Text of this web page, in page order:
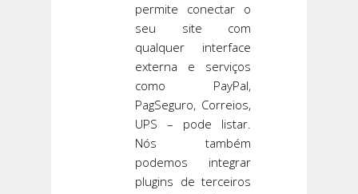
permite conectar o
seu site com
qualquer interface
externa e serviços
como PayPal,
PagSeguro, Correios,
UPS – pode listar.
Nós também
podemos integrar
plugins de terceiros